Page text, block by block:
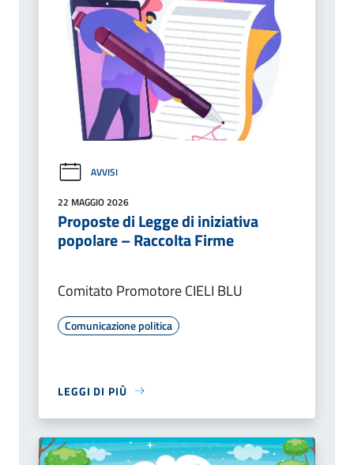
AVVISI
22 MAGGIO 2026
Proposte di Legge di iniziativa
popolare – Raccolta Firme
Comitato Promotore CIELI BLU
Comunicazione politica
LEGGI DI PIÙ